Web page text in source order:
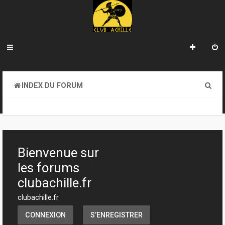
INDEX DU FORUM
h
Bienvenue sur
les forums
clubachille.fr
clubachille.fr
CONNEXION S’ENREGISTRER